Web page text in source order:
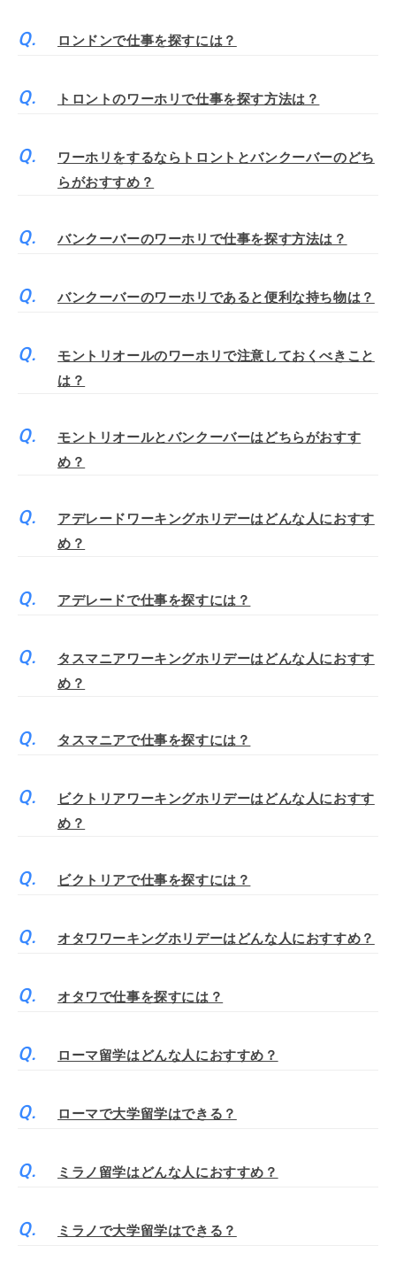
ロンドンで仕事を探すには？
トロントのワーホリで仕事を探す方法は？
ワーホリをするならトロントとバンクーバーのどち
らがおすすめ？
バンクーバーのワーホリで仕事を探す方法は？
バンクーバーのワーホリであると便利な持ち物は？
モントリオールのワーホリで注意しておくべきこと
は？
モントリオールとバンクーバーはどちらがおすす
め？
アデレードワーキングホリデーはどんな人におすす
め？
アデレードで仕事を探すには？
タスマニアワーキングホリデーはどんな人におすす
め？
タスマニアで仕事を探すには？
ビクトリアワーキングホリデーはどんな人におすす
め？
ビクトリアで仕事を探すには？
オタワワーキングホリデーはどんな人におすすめ？
オタワで仕事を探すには？
ローマ留学はどんな人におすすめ？
ローマで大学留学はできる？
ミラノ留学はどんな人におすすめ？
ミラノで大学留学はできる？